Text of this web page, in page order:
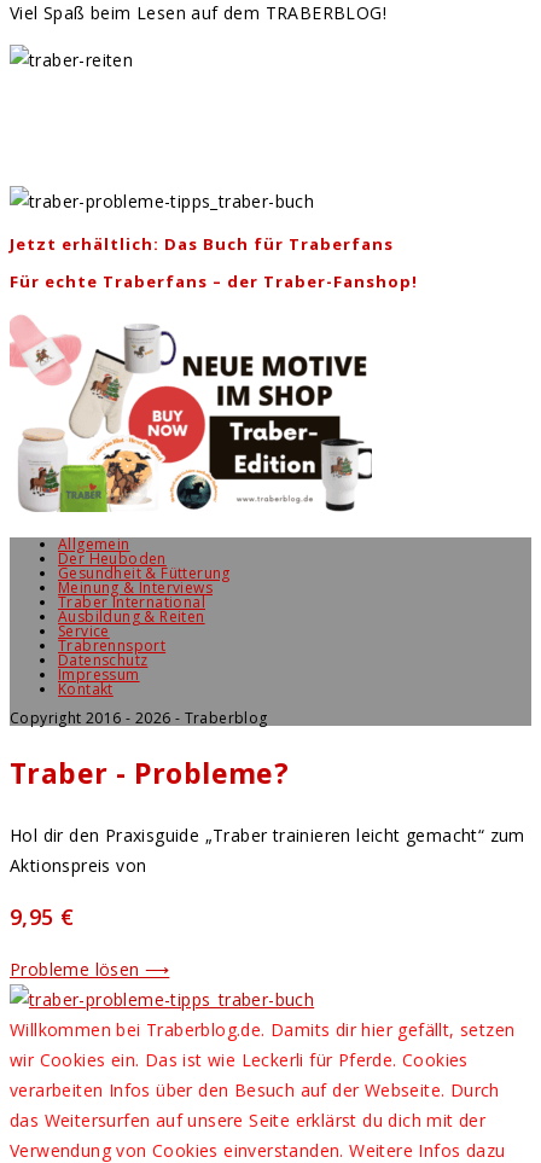
Viel Spaß beim Lesen auf dem TRABERBLOG!
Jetzt erhältlich: Das Buch für Traberfans
Für echte Traberfans – der Traber-Fanshop!
Allgemein
Der Heuboden
Gesundheit & Fütterung
Meinung & Interviews
Traber International
Ausbildung & Reiten
Service
Trabrennsport
Datenschutz
Impressum
Kontakt
Copyright 2016 - 2026 - Traberblog
Traber - Probleme?
Hol dir den Praxisguide „Traber trainieren leicht gemacht“ zum
Aktionspreis von
9,95 €
Probleme lösen ⟶
Willkommen bei Traberblog.de. Damits dir hier gefällt, setzen
wir Cookies ein. Das ist wie Leckerli für Pferde. Cookies
verarbeiten Infos über den Besuch auf der Webseite. Durch
das Weitersurfen auf unsere Seite erklärst du dich mit der
Verwendung von Cookies einverstanden. Weitere Infos dazu